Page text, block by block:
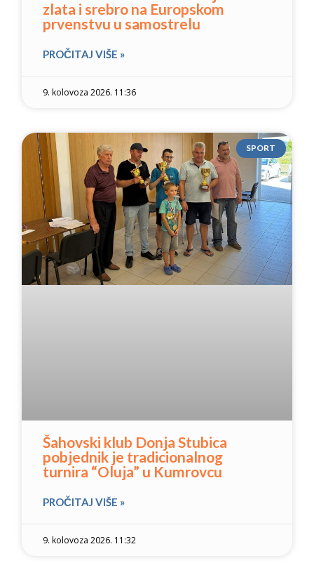
zlata i srebro na Europskom
prvenstvu u samostrelu
PROČITAJ VIŠE »
9. kolovoza 2026. 11:36
SPORT
Šahovski klub Donja Stubica
pobjednik je tradicionalnog
turnira “Oluja” u Kumrovcu
PROČITAJ VIŠE »
9. kolovoza 2026. 11:32